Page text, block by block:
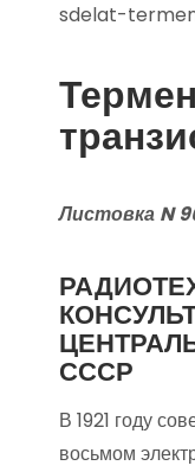
sdelat-
Листовка N
СССР
В 1921 году
восьмом